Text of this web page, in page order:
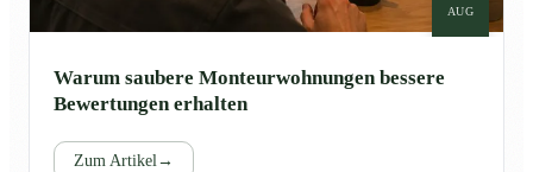
AUG
Warum saubere Monteurwohnungen bessere
Bewertungen erhalten
Zum Artikel→